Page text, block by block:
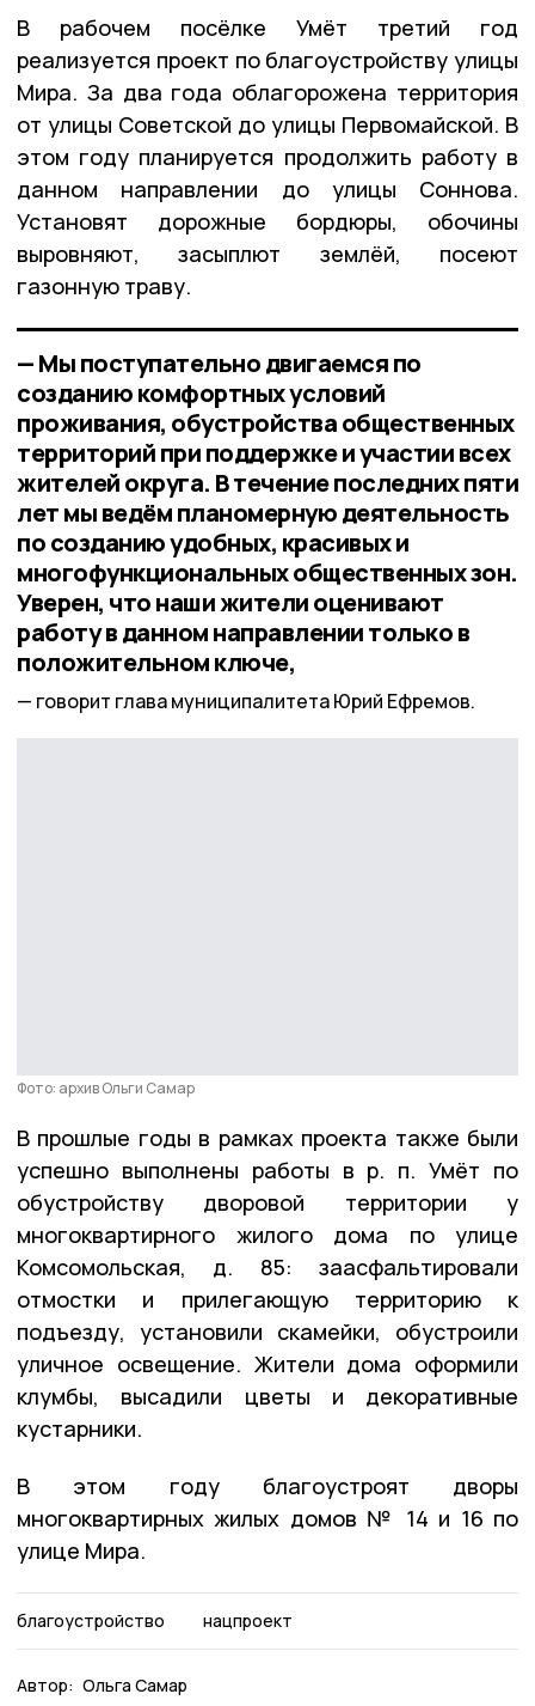
В рабочем посёлке Умёт третий год
реализуется проект по благоустройству улицы
Мира. За два года облагорожена территория
от улицы Советской до улицы Первомайской. В
этом году планируется продолжить работу в
данном направлении до улицы Соннова.
Установят дорожные бордюры, обочины
выровняют, засыплют землёй, посеют
газонную траву.
— Мы поступательно двигаемся по
созданию комфортных условий
проживания, обустройства общественных
территорий при поддержке и участии всех
жителей округа. В течение последних пяти
лет мы ведём планомерную деятельность
по созданию удобных, красивых и
многофункциональных общественных зон.
Уверен, что наши жители оценивают
работу в данном направлении только в
положительном ключе,
говорит глава муниципалитета Юрий Ефремов.
Фото: архив Ольги Самар
В прошлые годы в рамках проекта также были
успешно выполнены работы в р. п. Умёт по
обустройству дворовой территории у
многоквартирного жилого дома по улице
Комсомольская, д. 85: заасфальтировали
отмостки и прилегающую территорию к
подъезду, установили скамейки, обустроили
уличное освещение. Жители дома оформили
клумбы, высадили цветы и декоративные
кустарники.
В этом году благоустроят дворы
многоквартирных жилых домов № 14 и 16 по
улице Мира.
благоустройство нацпроект
Автор: Ольга Самар